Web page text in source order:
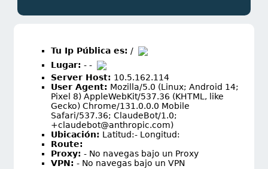
Tu Ip Pública es: /
Lugar: - -
Server Host: 10.5.162.114
User Agent: Mozilla/5.0 (Linux; Android 14;
Pixel 8) AppleWebKit/537.36 (KHTML, like
Gecko) Chrome/131.0.0.0 Mobile
Safari/537.36; ClaudeBot/1.0;
+claudebot@anthropic.com)
Ubicación: Latitud:- Longitud:
Route:
Proxy: - No navegas bajo un Proxy
VPN: - No navegas bajo un VPN